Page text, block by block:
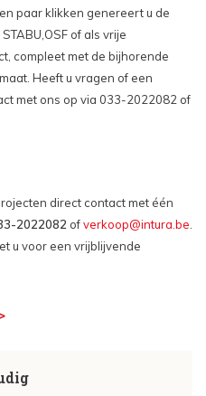
paar klikken genereert u de
of als vrije
compleet met de bijhorende
Heeft u vragen of een
met ons op via 033-2022082 of
direct contact met één
2022082 ofverkoop@intura.be
u voor een vrijblijvende